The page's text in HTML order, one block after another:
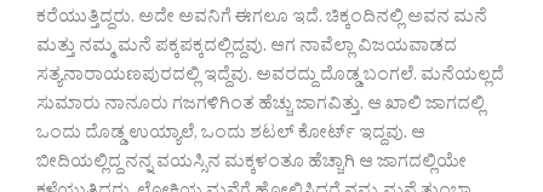
ಕರೆಯುತ್ತಿದ್ದರು. ಅದೇ ಅವನಿಗೆ ಈಗಲೂ ಇದೆ. ಚಿಕ್ಕಂದಿನಲ್ಲಿ ಅವನ ಮನೆ
ಮತ್ತು ನಮ್ಮ ಮನೆ ಪಕ್ಕಪಕ್ಕದಲ್ಲಿದ್ದವು. ಆಗ ನಾವೆಲ್ಲಾ ವಿಜಯವಾಡದ
ಸತ್ಯನಾರಾಯಣಪುರದಲ್ಲಿ ಇದ್ದೆವು. ಅವರದ್ದು ದೊಡ್ಡ ಬಂಗಲೆ. ಮನೆಯಲ್ಲದೆ
ಸುಮಾರು ನಾನೂರು ಗಜಗಳಿಗಿಂತ ಹೆಚ್ಚು ಜಾಗವಿತ್ತು. ಆ ಖಾಲಿ ಜಾಗದಲ್ಲಿ
ಒಂದು ದೊಡ್ಡ ಉಯ್ಯಾಲೆ, ಒಂದು ಶಟಲ್ ಕೋರ್ಟ್ ಇದ್ದವು. ಆ
ಬೀದಿಯಲ್ಲಿದ್ದ ನನ್ನ ವಯಸ್ಸಿನ ಮಕ್ಕಳಂತೂ ಹೆಚ್ಚಾಗಿ ಆ ಜಾಗದಲ್ಲಿಯೇ